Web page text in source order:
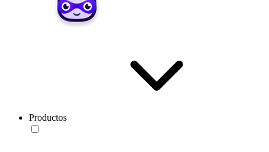
Productos